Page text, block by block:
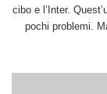
cibo e l’Inter.
pochi problemi.